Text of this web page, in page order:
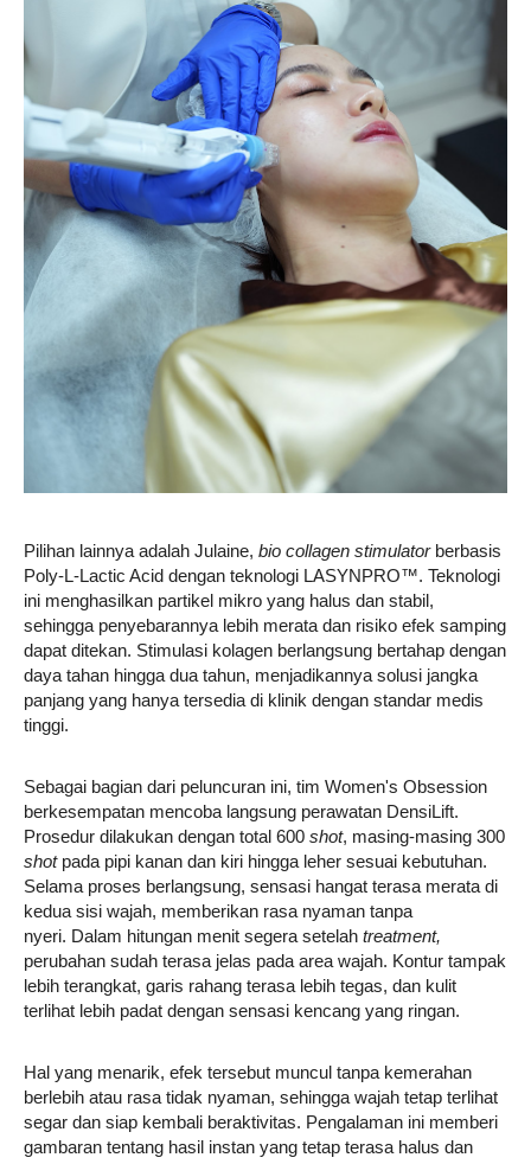
Pilihan lainnya adalah Julaine, bio collagen stimulatorberbasis
Poly-L-Lactic Acid dengan teknologi LASYNPRO™. Teknologi
ini menghasilkan partikel mikro yang halus dan stabil,
sehingga penyebarannya lebih merata dan risiko efek samping
dapat ditekan. Stimulasi kolagen berlangsung bertahap dengan
daya tahan hingga dua tahun, menjadikannya solusi jangka
panjang yang hanya tersedia di klinik dengan standar medis
tinggi.
Sebagai bagian dari peluncuran ini, tim Women's Obsession
berkesempatan mencoba langsung perawatan DensiLift.
Prosedur dilakukan dengan total 600 shot, masing-masing 300
shotpada pipi kanan dan kiri hingga leher sesuai kebutuhan.
Selama proses berlangsung, sensasi hangat terasa merata di
kedua sisi wajah, memberikan rasa nyaman tanpa
nyeri. Dalam hitungan menit segera setelah treatment,
perubahan sudah terasa jelas pada area wajah. Kontur tampak
lebih terangkat, garis rahang terasa lebih tegas, dan kulit
terlihat lebih padat dengan sensasi kencang yang ringan.
Hal yang menarik, efek tersebut muncul tanpa kemerahan
berlebih atau rasa tidak nyaman, sehingga wajah tetap terlihat
segar dan siap kembali beraktivitas. Pengalaman ini memberi
gambaran tentang hasil instan yang tetap terasa halus dan